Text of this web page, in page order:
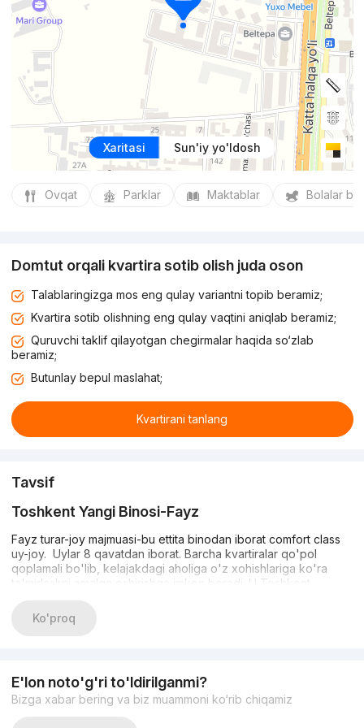
Xaritasi Sun'iy yo'ldosh
Ovqat Parklar Maktablar Bolalar
Domtut orqali kvartira sotib olish juda oson
Talablaringizga mos eng qulay variantni topib beramiz;
Kvartira sotib olishning eng qulay vaqtini aniqlab beramiz;
Quruvchi taklif qilayotgan chegirmalar haqida so‘zlab
beramiz;
Butunlay bepul maslahat;
Kvartirani tanlang
Tavsif
Toshkent Yangi Binosi-Fayz
Fayz turar-joy majmuasi-bu ettita binodan iborat comfort class
uy-joy. Uylar 8 qavatdan iborat. Barcha kvartiralar qo'pol
qoplamali bo'lib, kelajakdagi aholiga o'z xohishlariga ko'ra
ta'mirlashni amalga oshirishga imkon beradi. U Toshkent
shahar shovqinidan charchagan va tinchlik va yolg'izlikni
izlayotganlarga yoqadi. Shu bilan birga, yaqin atrofda turli xil
do'konlar, kafelar, maktablar, dorixonalar, istirohat bog'i, Havas,
Ko'proq
E'lon noto'g'ri to'ldirilganmi?
Bizga xabar bering va biz muammoni ko‘rib chiqamiz